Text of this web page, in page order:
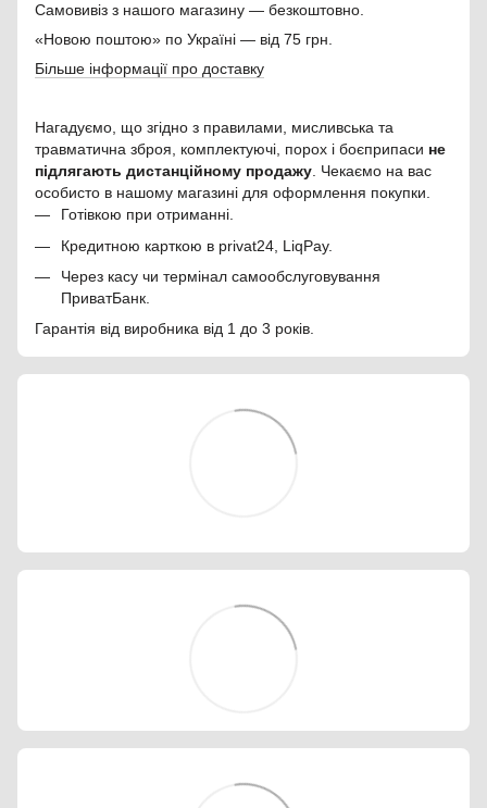
Самовивіз з нашого магазину — безкоштовно.
«Новою поштою» по Україні — від 75 грн.
Більше інформації про доставку
Нагадуємо, що згідно з правилами, мисливська та
травматична зброя, комплектуючі, порох і боєприпаси не
підлягають дистанційному продажу . Чекаємо на вас
особисто в нашому магазині для оформлення покупки.
Готівкою при отриманні.
Кредитною карткою в privat24, LiqPay.
Через касу чи термінал самообслуговування
ПриватБанк.
Гарантія від виробника від 1 до 3 років.